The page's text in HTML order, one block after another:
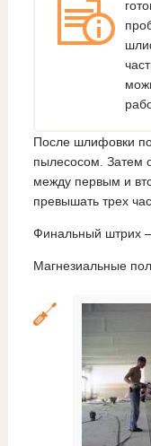
После шлифовки
пылесосом. Затем
между первым и
превышать трех
Финальный штрих
Магнезиальные